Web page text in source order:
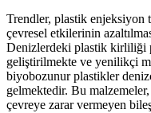
Trendler, plastik enjeksiyon
çevresel etkilerinin
Denizlerdeki plastik kirliliği
geliştirilmekte ve yenilikçi
biyobozunur plastikler
gelmektedir. Bu
çevreye zarar vermeyen